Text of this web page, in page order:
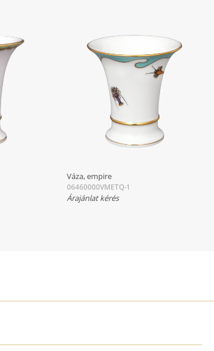
Váza, empire
06460000VMETQ-1
Árajánlat kérés